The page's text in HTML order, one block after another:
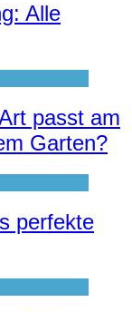
Alle
passt am
Garten?
perfekte